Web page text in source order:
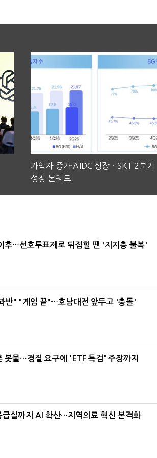
가입자 증가·AIDC 성장…SKT 2분기
성장 본궤도
후…선호투표제로 뒤집힐 땐 '지지층 불복'
반" "게임 끝"…호남대전 앞두고 '충돌'
봇물…경질 요구에 'ETF 특검' 주장까지
급실까지 AI 확산…지역의료 혁신 본격화